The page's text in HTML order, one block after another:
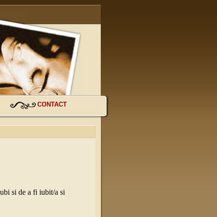
CONTACT
si de a fi iubit/a si